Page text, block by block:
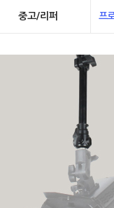
중고/리퍼 프